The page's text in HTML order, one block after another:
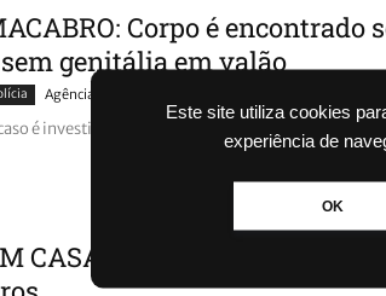
Este site utiliza cookies
experiência de
OK
Corpo é encontrado
genitália em valão
Agência GBC
é investigado pela Polícia Civil
CASA ABANDONADA: Casal